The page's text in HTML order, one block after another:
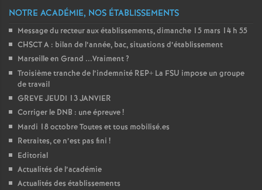
t
s
d
NOTRE ACADÉMIE, NOS ÉTABLISSEMENTS
Message du recteur aux établissements, dimanche 15 mars 14 h 55
CHSCT A : bilan de l’année, bac, situations d’établissement
Marseille en Grand ...Vraiment?
Troisième tranche de l’indemnité REP+ La FSU impose un groupe
de travail
GREVE JEUDI 13 JANVIER
Corriger le DNB : une épreuve!
Mardi 18 octobre Toutes et tous mobilisé.es
Retraites, ce n’est pas fini !
Editorial
Actualités de l’académie
Actualités des établissements